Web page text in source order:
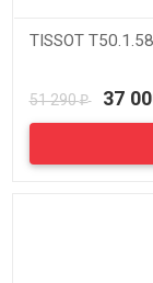
TISSOT
51 290₽ 37